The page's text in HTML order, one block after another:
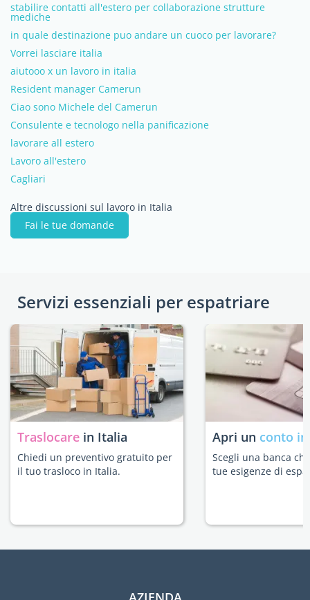
stabilire contatti all'estero per collaborazione strutture
mediche
in quale destinazione puo andare un cuoco per lavorare?
Vorrei lasciare italia
aiutooo x un lavoro in italia
Resident manager Camerun
Ciao sono Michele del Camerun
Consulente e tecnologo nella panificazione
lavorare all estero
Lavoro all'estero
Cagliari
Altre discussioni sul lavoro in Italia
Fai le tue domande
Servizi essenziali per espatriare
Traslocare in Italia
Chiedi un preventivo gratuito per
il tuo trasloco in Italia.
Apri un conto
Scegli una banca
tue esigenze di